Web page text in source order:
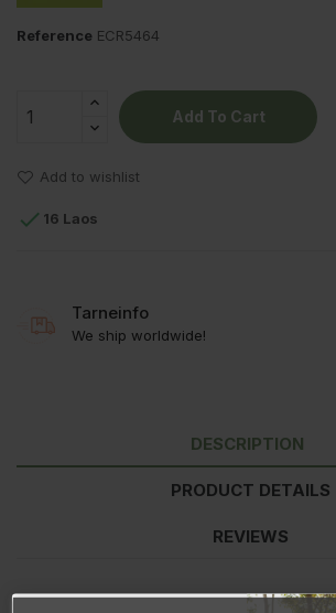
Reference ECR5464
Add To Cart
Add to wishlist
 16 Laos
Tarneinfo
We ship worldwide!
DESCRIPTION
PRODUCT DETAILS
REVIEWS